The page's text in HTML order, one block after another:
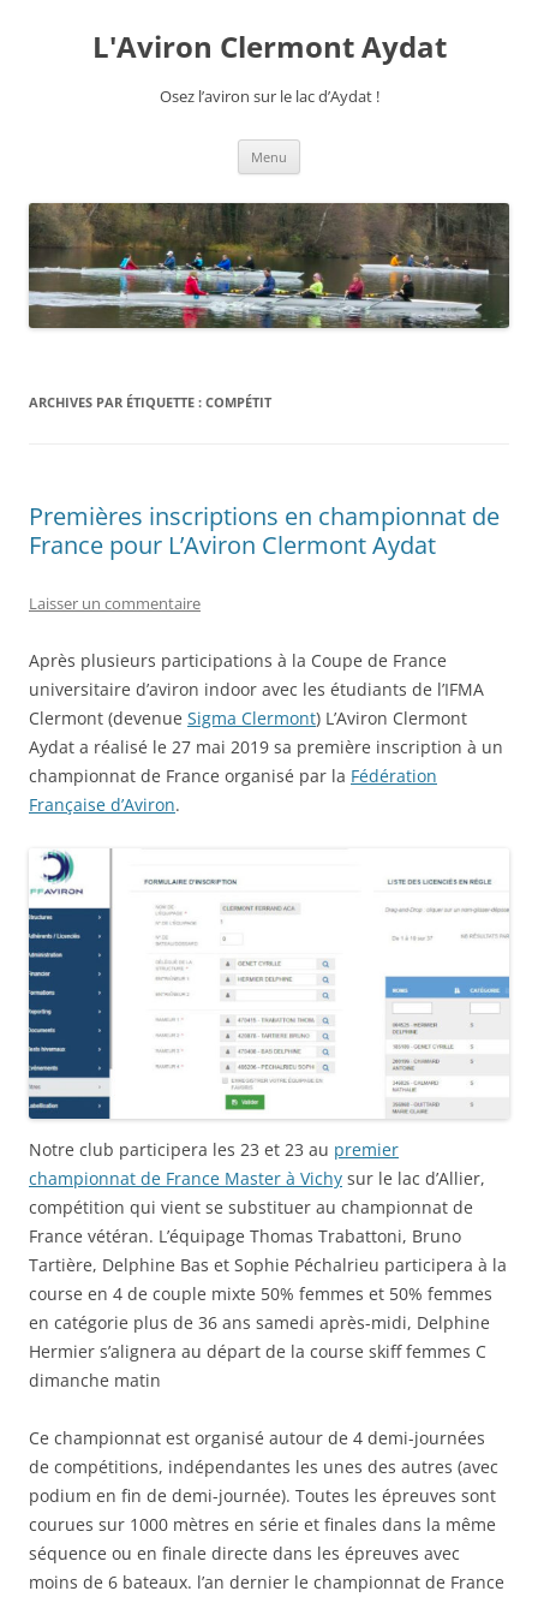
L'Aviron Clermont Aydat
Osez l’aviron sur le lac d’Aydat !
Menu
ARCHIVES PAR ÉTIQUETTE : COMPÉTIT
Premières inscriptions en championnat de
France pour L’Aviron Clermont Aydat
Laisser un commentaire
Après plusieurs participations à la Coupe de France
universitaire d’aviron indoor avec les étudiants de l’IFMA
Clermont (devenue Sigma Clermont) L’Aviron Clermont
Aydat a réalisé le 27 mai 2019 sa première inscription à un
championnat de France organisé par la Fédération
Française d’Aviron.
Notre club participera les 23 et 23 au premier
championnat de France Master à Vichy sur le lac d’Allier,
compétition qui vient se substituer au championnat de
France vétéran. L’équipage Thomas Trabattoni, Bruno
Tartière, Delphine Bas et Sophie Péchalrieu participera à la
course en 4 de couple mixte 50% femmes et 50% femmes
en catégorie plus de 36 ans samedi après-midi, Delphine
Hermier s’alignera au départ de la course skiff femmes C
dimanche matin
Ce championnat est organisé autour de 4 demi-journées
de compétitions, indépendantes les unes des autres (avec
podium en fin de demi-journée). Toutes les épreuves sont
courues sur 1000 mètres en série et finales dans la même
séquence ou en finale directe dans les épreuves avec
moins de 6 bateaux. l’an dernier le championnat de France